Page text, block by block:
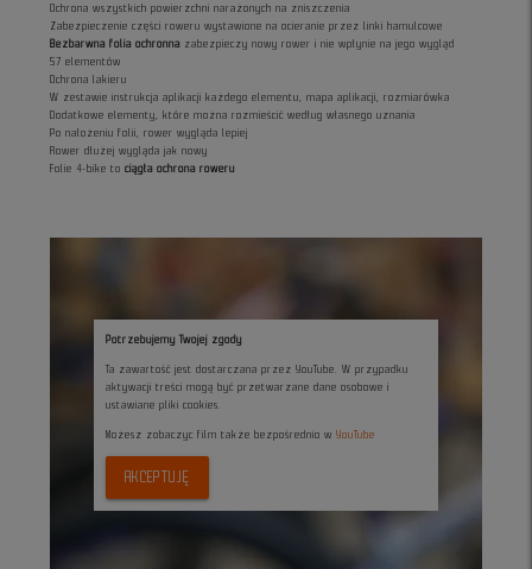
Ochrona wszystkich powierzchni narażonych na zniszczenia
Zabezpieczenie części roweru wystawione na ocieranie przez linki hamulcowe
Bezbarwna folia ochronna zabezpieczy nowy rower i nie wpłynie na jego wygląd
57 elementów
Ochrona lakieru
W zestawie instrukcja aplikacji każdego elementu, mapa aplikacji, rozmiarówka
Dodatkowe elementy, które można rozmieścić według własnego uznania
Po nałożeniu folii, rower wygląda lepiej
Rower dłużej wygląda jak nowy
Folie 4-bike tociągła ochrona roweru
Potrzebujemy Twojej zgody
Ta zawartość jest dostarczana przez YouTube. W przypadku
aktywacji treści mogą być przetwarzane dane osobowe i
ustawiane pliki cookies.
Możesz zobaczyc film także bezpośrednio w YouTube
AKCEPTUJĘ